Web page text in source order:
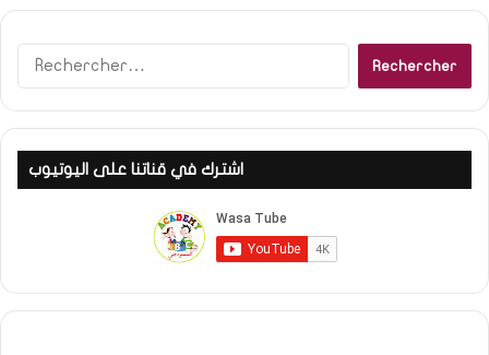
اشترك في قناتنا على اليوتيوب